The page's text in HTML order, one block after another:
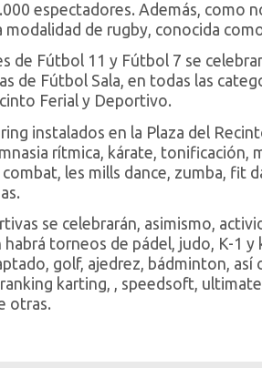
espectadores. Además, como
modalidad de rugby, conocida
de Fútbol 11 y Fútbol 7 se
de Fútbol Sala, en todas las
Ferial y Deportivo.
instalados en la Plaza del
rítmica, kárate, tonificación,
les mills dance, zumba, fit
se celebrarán, asimismo,
torneos de pádel, judo, K-1 y
golf, ajedrez, bádminton, así
karting, , speedsoft,
otras.